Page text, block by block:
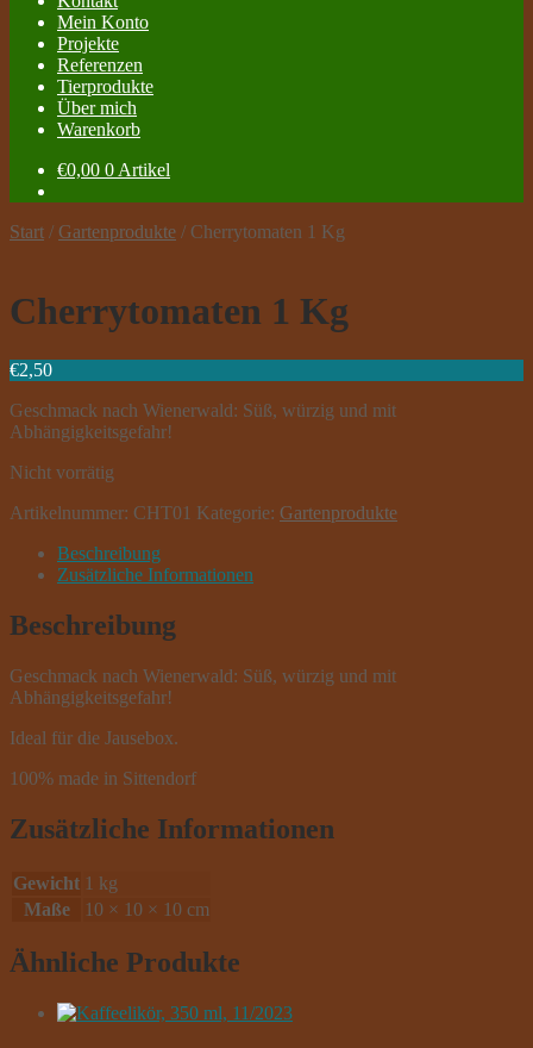
Mein Konto
Projekte
Referenzen
Tierprodukte
Über mich
Warenkorb
€0,00 0 Artikel
Start / Gartenprodukte / Cherrytomaten 1 Kg
Cherrytomaten 1 Kg
€2,50
Geschmack nach Wienerwald: Süß, würzig und mit
Abhängigkeitsgefahr!
Nicht vorrätig
Artikelnummer: CHT01 Kategorie: Gartenprodukte
Beschreibung
Zusätzliche Informationen
Beschreibung
Geschmack nach Wienerwald: Süß, würzig und mit
Abhängigkeitsgefahr!
Ideal für die Jausebox.
100% made in Sittendorf
Zusätzliche Informationen
Gewicht 1 kg
Maße
10 × 10 × 10 cm
Ähnliche Produkte